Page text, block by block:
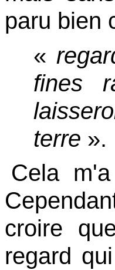
paru bien
«
fines
terre ».
Cela
croire
regard